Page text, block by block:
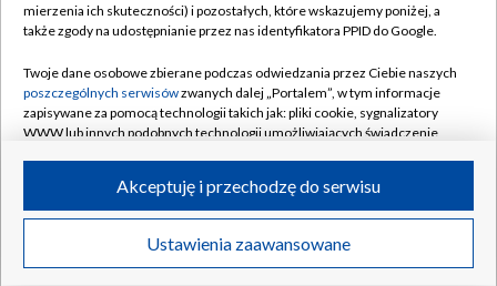
Naziemna Telewizja Cyfrowa
Rada Programowa
System NOS
Informacje o nadawcy
Program dla prasy
Ogłoszenie przetargowe
Pomoc
Kontakt
Kanały
©2026 Telewizja Polska S.A. w likwidacji
mierzenia ich skuteczności) i pozostałych, które wskazujemy poniżej, a
także zgody na udostępnianie przez nas identyfikatora PPID do Google.
Twoje dane osobowe zbierane podczas odwiedzania przez Ciebie naszych
poszczególnych serwisówzwanych dalej „Portalem”, w tym informacje
zapisywane za pomocą technologii takich jak: pliki cookie, sygnalizatory
WWW lub innych podobnych technologii umożliwiających świadczenie
ruchu w Internecie.
Twoje dane osobowe zbierane podczas odwiedzania przez Ciebie
poszczególnych serwisówna Portalu, takie jak adresy IP, identyfikatory
Ustawienia zaawansowane
Akceptuję i przechodzę do serwisu